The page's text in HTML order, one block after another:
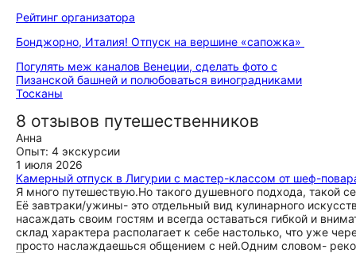
Рейтинг организатора
Бонджорно, Италия! Отпуск на вершине «сапожка»
Погулять меж каналов Венеции, сделать фото с
Пизанской башней и полюбоваться виноградниками
Тосканы
8 отзывов путешественников
Анна
Опыт: 4 экскурсии
1 июля 2026
Камерный отпуск в Лигурии с мастер-классом от шеф-
Я много путешествую.Но такого душевного подхода, такой
Её завтраки/ужины- это отдельный вид кулинарного
насаждать своим гостям и всегда оставаться гибкой и
склад характера располагает к себе настолько, что уже
просто наслаждаешься общением с ней.Одним словом-